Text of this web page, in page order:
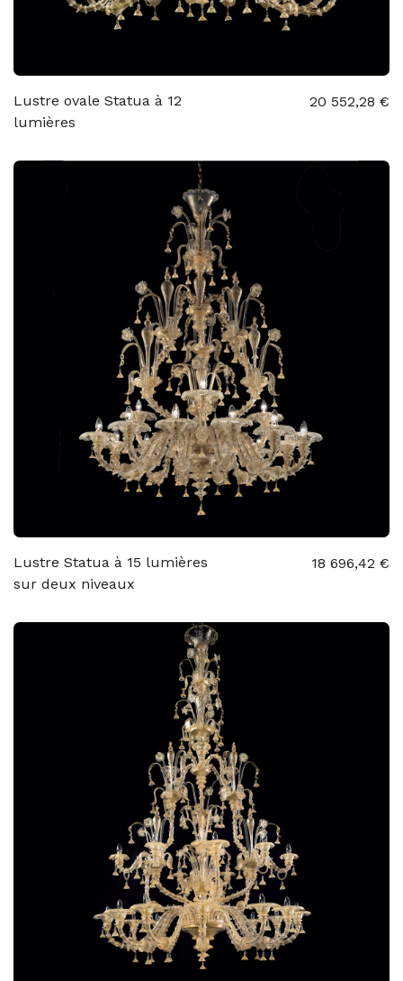
Lustre ovale Statua à 12
lumières
20 552,28 €
Lustre Statua à 15 lumières
sur deux niveaux
18 696,42 €